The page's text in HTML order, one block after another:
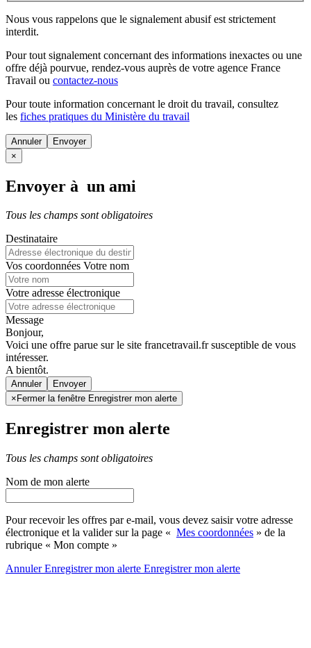
Nous vous rappelons que le signalement abusif est strictement
interdit.
Pour tout signalement concernant des informations inexactes ou une
offre déjà pourvue, rendez-vous auprès de votre agence France
Travail ou contactez-nous
Pour toute information concernant le droit du travail, consultez
les fiches pratiques du Ministère du travail
Annuler
×
Envoyer à un ami
Tous les champs sont obligatoires
Destinataire
Vos coordonnées Votre nom
Votre adresse électronique
Message
Bonjour,
Voici une offre parue sur le site francetravail.fr susceptible de vous
intéresser.
A bientôt.
Annuler
× Fermer la fenêtre Enregistrer mon alerte
Enregistrer mon alerte
Tous les champs sont obligatoires
Nom de mon alerte
Pour recevoir les offres par e-mail, vous devez saisir votre adresse
électronique et la valider sur la page « Mes coordonnées » de la
rubrique « Mon compte »
AnnulerEnregistrer mon alerte Enregistrermon alerte